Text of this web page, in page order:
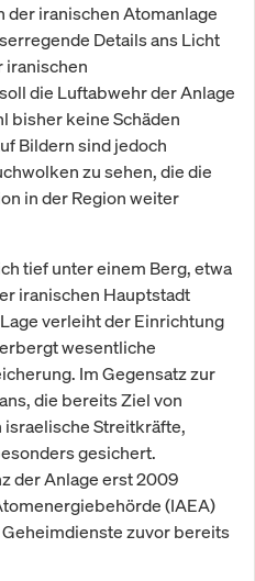
iranischen Atomanlage
Details ans Licht
iranischen
die Luftabwehr der Anlage
bisher keine Schäden
Bildern sind jedoch
zu sehen, die die
in der Region weiter
tief unter einem Berg, etwa
iranischen Hauptstadt
verleiht der Einrichtung
wesentliche
Im Gegensatz zur
die bereits Ziel von
Streitkräfte,
gesichert.
der Anlage erst 2009
(IAEA)
zuvor bereits